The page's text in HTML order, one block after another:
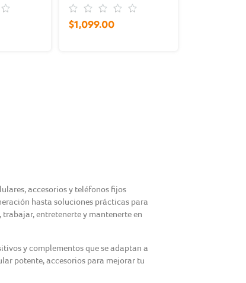
$1,099.00
accesorios y teléfonos fijos
hasta soluciones prácticas para
entretenerte y mantenerte en
y complementos que se adaptan a
potente, accesorios para mejorar tu